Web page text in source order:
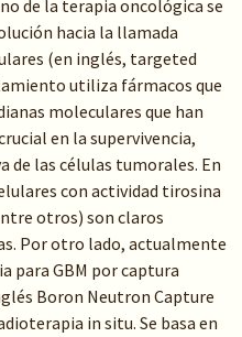
de la terapia oncológica se
hacia la llamada
(en inglés, targeted
utiliza fármacos que
moleculares que han
en la supervivencia,
de las células tumorales. En
con actividad tirosina
otros) son claros
Por otro lado, actualmente
para GBM por captura
Boron Neutron Capture
in situ. Se basa en